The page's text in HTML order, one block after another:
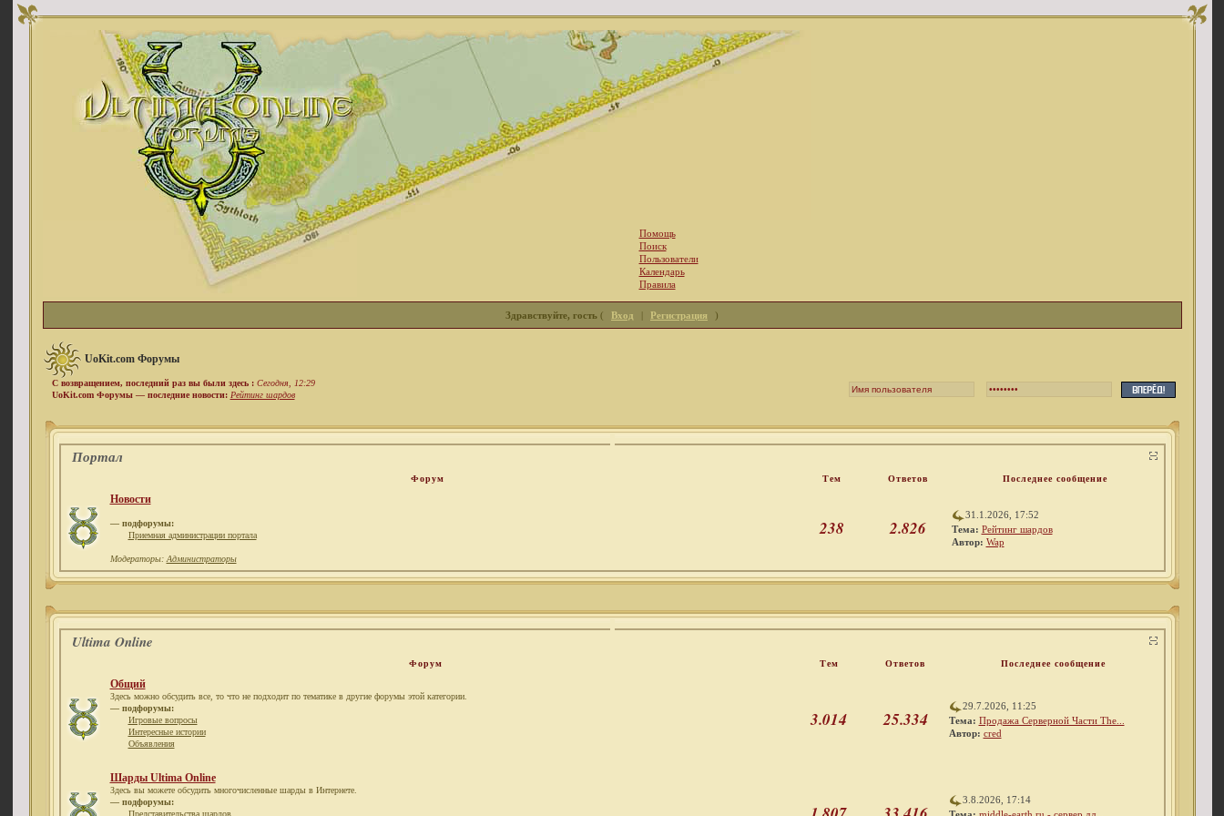
Помощь
Поиск
Пользователи
Календарь
Правила
Здравствуйте, гость ( Вход | Регистрация )
UoKit.com Форумы
С возвращением, последний раз вы были здесь : Сегодня, 12:29
UoKit.com Форумы — последние новости: Рейтинг шардов
Портал
Форум Тем Ответов Последнее сообщение
Новости
— подфорумы:
Приемная администрации портала
Модераторы: Администраторы
238 2.826
31.1.2026, 17:52
Тема: Рейтинг шардов
Автор: Wap
Ultima Online
Форум Тем Ответов Последнее сообщение
Общий
Здесь можно обсудить все, то что не подходит по тематике в другие форумы этой категории.
— подфорумы:
Игровые вопросы
Интересные истории
Объявления
3.014 25.334
29.7.2026, 11:25
Тема: Продажа Серверной Части The...
Автор: cred
Шарды Ultima Online
Здесь вы можете обсудить многочисленные шарды в Интернете.
— подфорумы:
Представительства шардов
3.8.2026, 17:14